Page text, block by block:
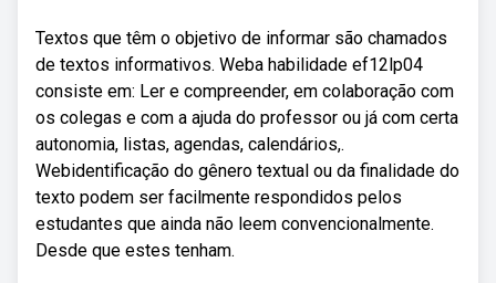
Textos que têm o objetivo de informar são chamados
de textos informativos. Weba habilidade ef12lp04
consiste em: Ler e compreender, em colaboração com
os colegas e com a ajuda do professor ou já com certa
autonomia, listas, agendas, calendários,.
Webidentificação do gênero textual ou da finalidade do
texto podem ser facilmente respondidos pelos
estudantes que ainda não leem convencionalmente.
Desde que estes tenham.